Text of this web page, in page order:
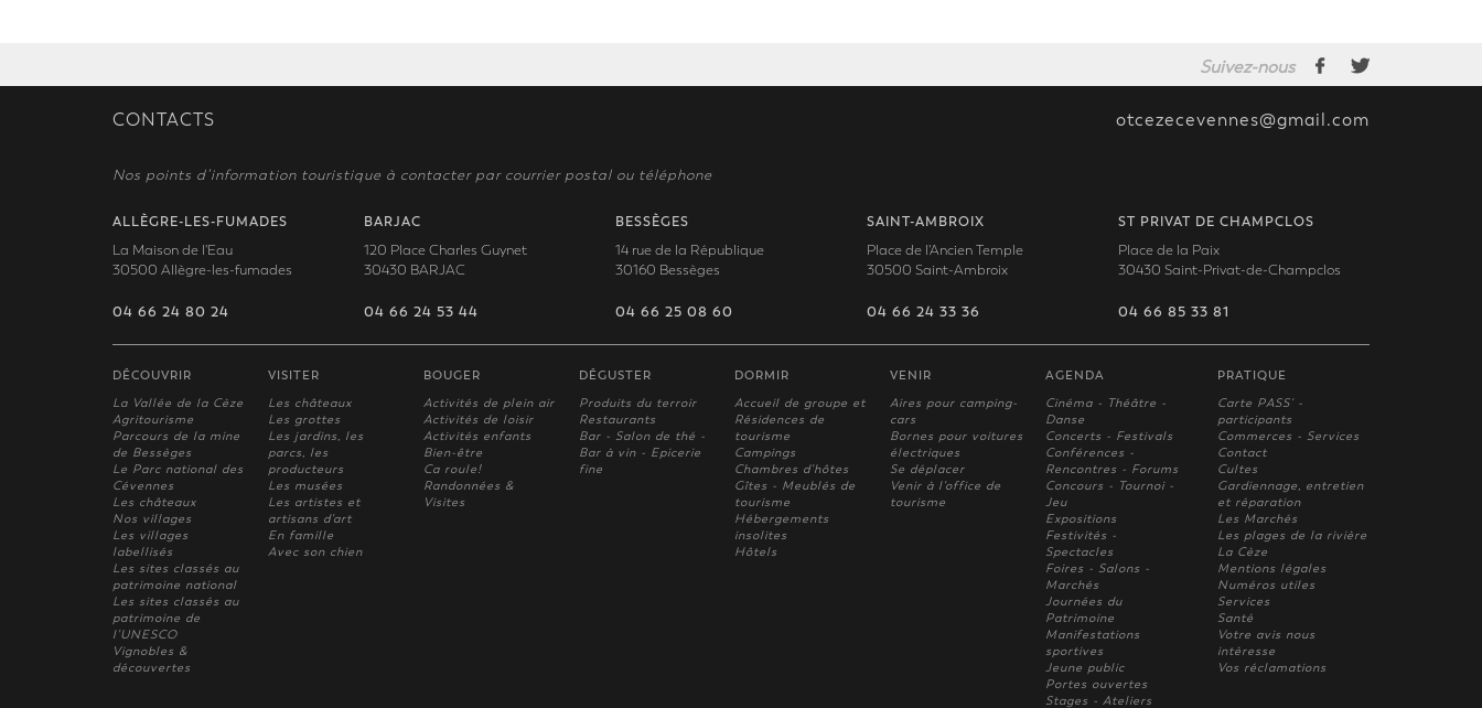
Suivez-nous
CONTACTS otcezecevennes@gmail.com
Nos points d’information touristique à contacter par courrier postal ou téléphone
ALLÈGRE-LES-FUMADES
La Maison de l'Eau
30500 Allègre-les-fumades
04 66 24 80 24
BARJAC
120 Place Charles Guynet
30430 BARJAC
04 66 24 53 44
BESSÈGES
14 rue de la République
30160 Bessèges
04 66 25 08 60
SAINT-AMBROIX
Place de l'Ancien Temple
30500 Saint-Ambroix
04 66 24 33 36
ST PRIVAT DE CHAMPCLOS
Place de la Paix
30430 Saint-Privat-de-Champclos
04 66 85 33 81
DÉCOUVRIR
La Vallée de la Cèze
Agritourisme
Parcours de la mine
de Bessèges
Le Parc national des
Cévennes
Les châteaux
Nos villages
Les villages
labellisés
Les sites classés au
patrimoine national
Les sites classés au
patrimoine de
l'UNESCO
Vignobles &
découvertes
VISITER
Les châteaux
Les grottes
Les jardins, les
parcs, les
producteurs
Les musées
Les artistes et
artisans d'art
En famille
Avec son chien
BOUGER
Activités de plein air
Activités de loisir
Activités enfants
Bien-être
Ca roule!
Randonnées &
Visites
DÉGUSTER
Produits du terroir
Restaurants
Bar - Salon de thé -
Bar à vin - Epicerie
fine
DORMIR
Accueil de groupe et
Résidences de
tourisme
Campings
Chambres d'hôtes
Gîtes - Meublés de
tourisme
Hébergements
insolites
Hôtels
VENIR
Aires pour camping-
cars
Bornes pour voitures
électriques
Se déplacer
Venir à l'office de
tourisme
AGENDA
Cinéma - Théâtre -
Danse
Concerts - Festivals
Conférences -
Rencontres - Forums
Concours - Tournoi -
Jeu
Expositions
Festivités -
Spectacles
Foires - Salons -
Marchés
Journées du
Patrimoine
Manifestations
sportives
Jeune public
Portes ouvertes
Stages - Ateliers
PRATIQUE
Carte PASS' -
participants
Commerces - Services
Contact
Cultes
Gardiennage, entretien
et réparation
Les Marchés
Les plages de la rivière
La Cèze
Mentions légales
Numéros utiles
Services
Santé
Votre avis nous
intèresse
Vos réclamations